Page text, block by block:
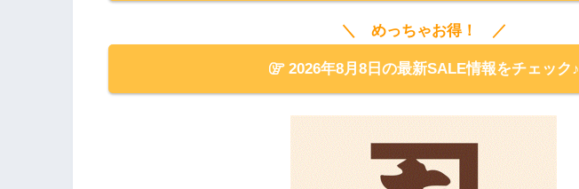
＼ めっちゃお得！ ／
2026年8月8日の最新SALE情報をチェック♪